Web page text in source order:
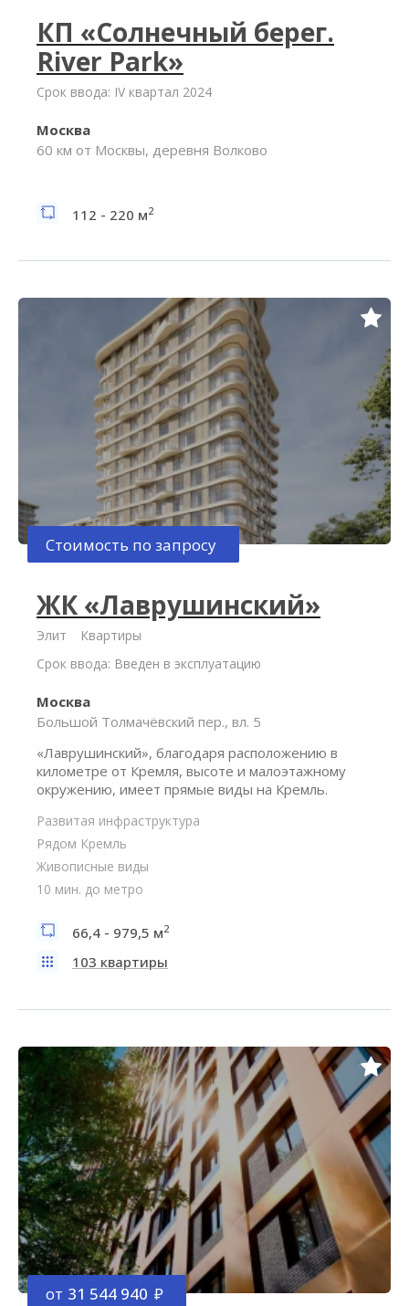
КП «Солнечный берег.
River Park»
Срок ввода: IV квартал 2024
Москва
60 км от Москвы, деревня Волково
112 - 220 м2
Стоимость по запросу
ЖК «Лаврушинский»
Элит
Квартиры
Срок ввода: Введен в эксплуатацию
Москва
Большой Толмачёвский пер., вл. 5
«Лаврушинский», благодаря расположению в
километре от Кремля, высоте и малоэтажному
окружению, имеет прямые виды на Кремль.
Развитая инфраструктура
Рядом Кремль
Живописные виды
10 мин. до метро
66,4 - 979,5 м2
103 квартиры
от 31 544 940